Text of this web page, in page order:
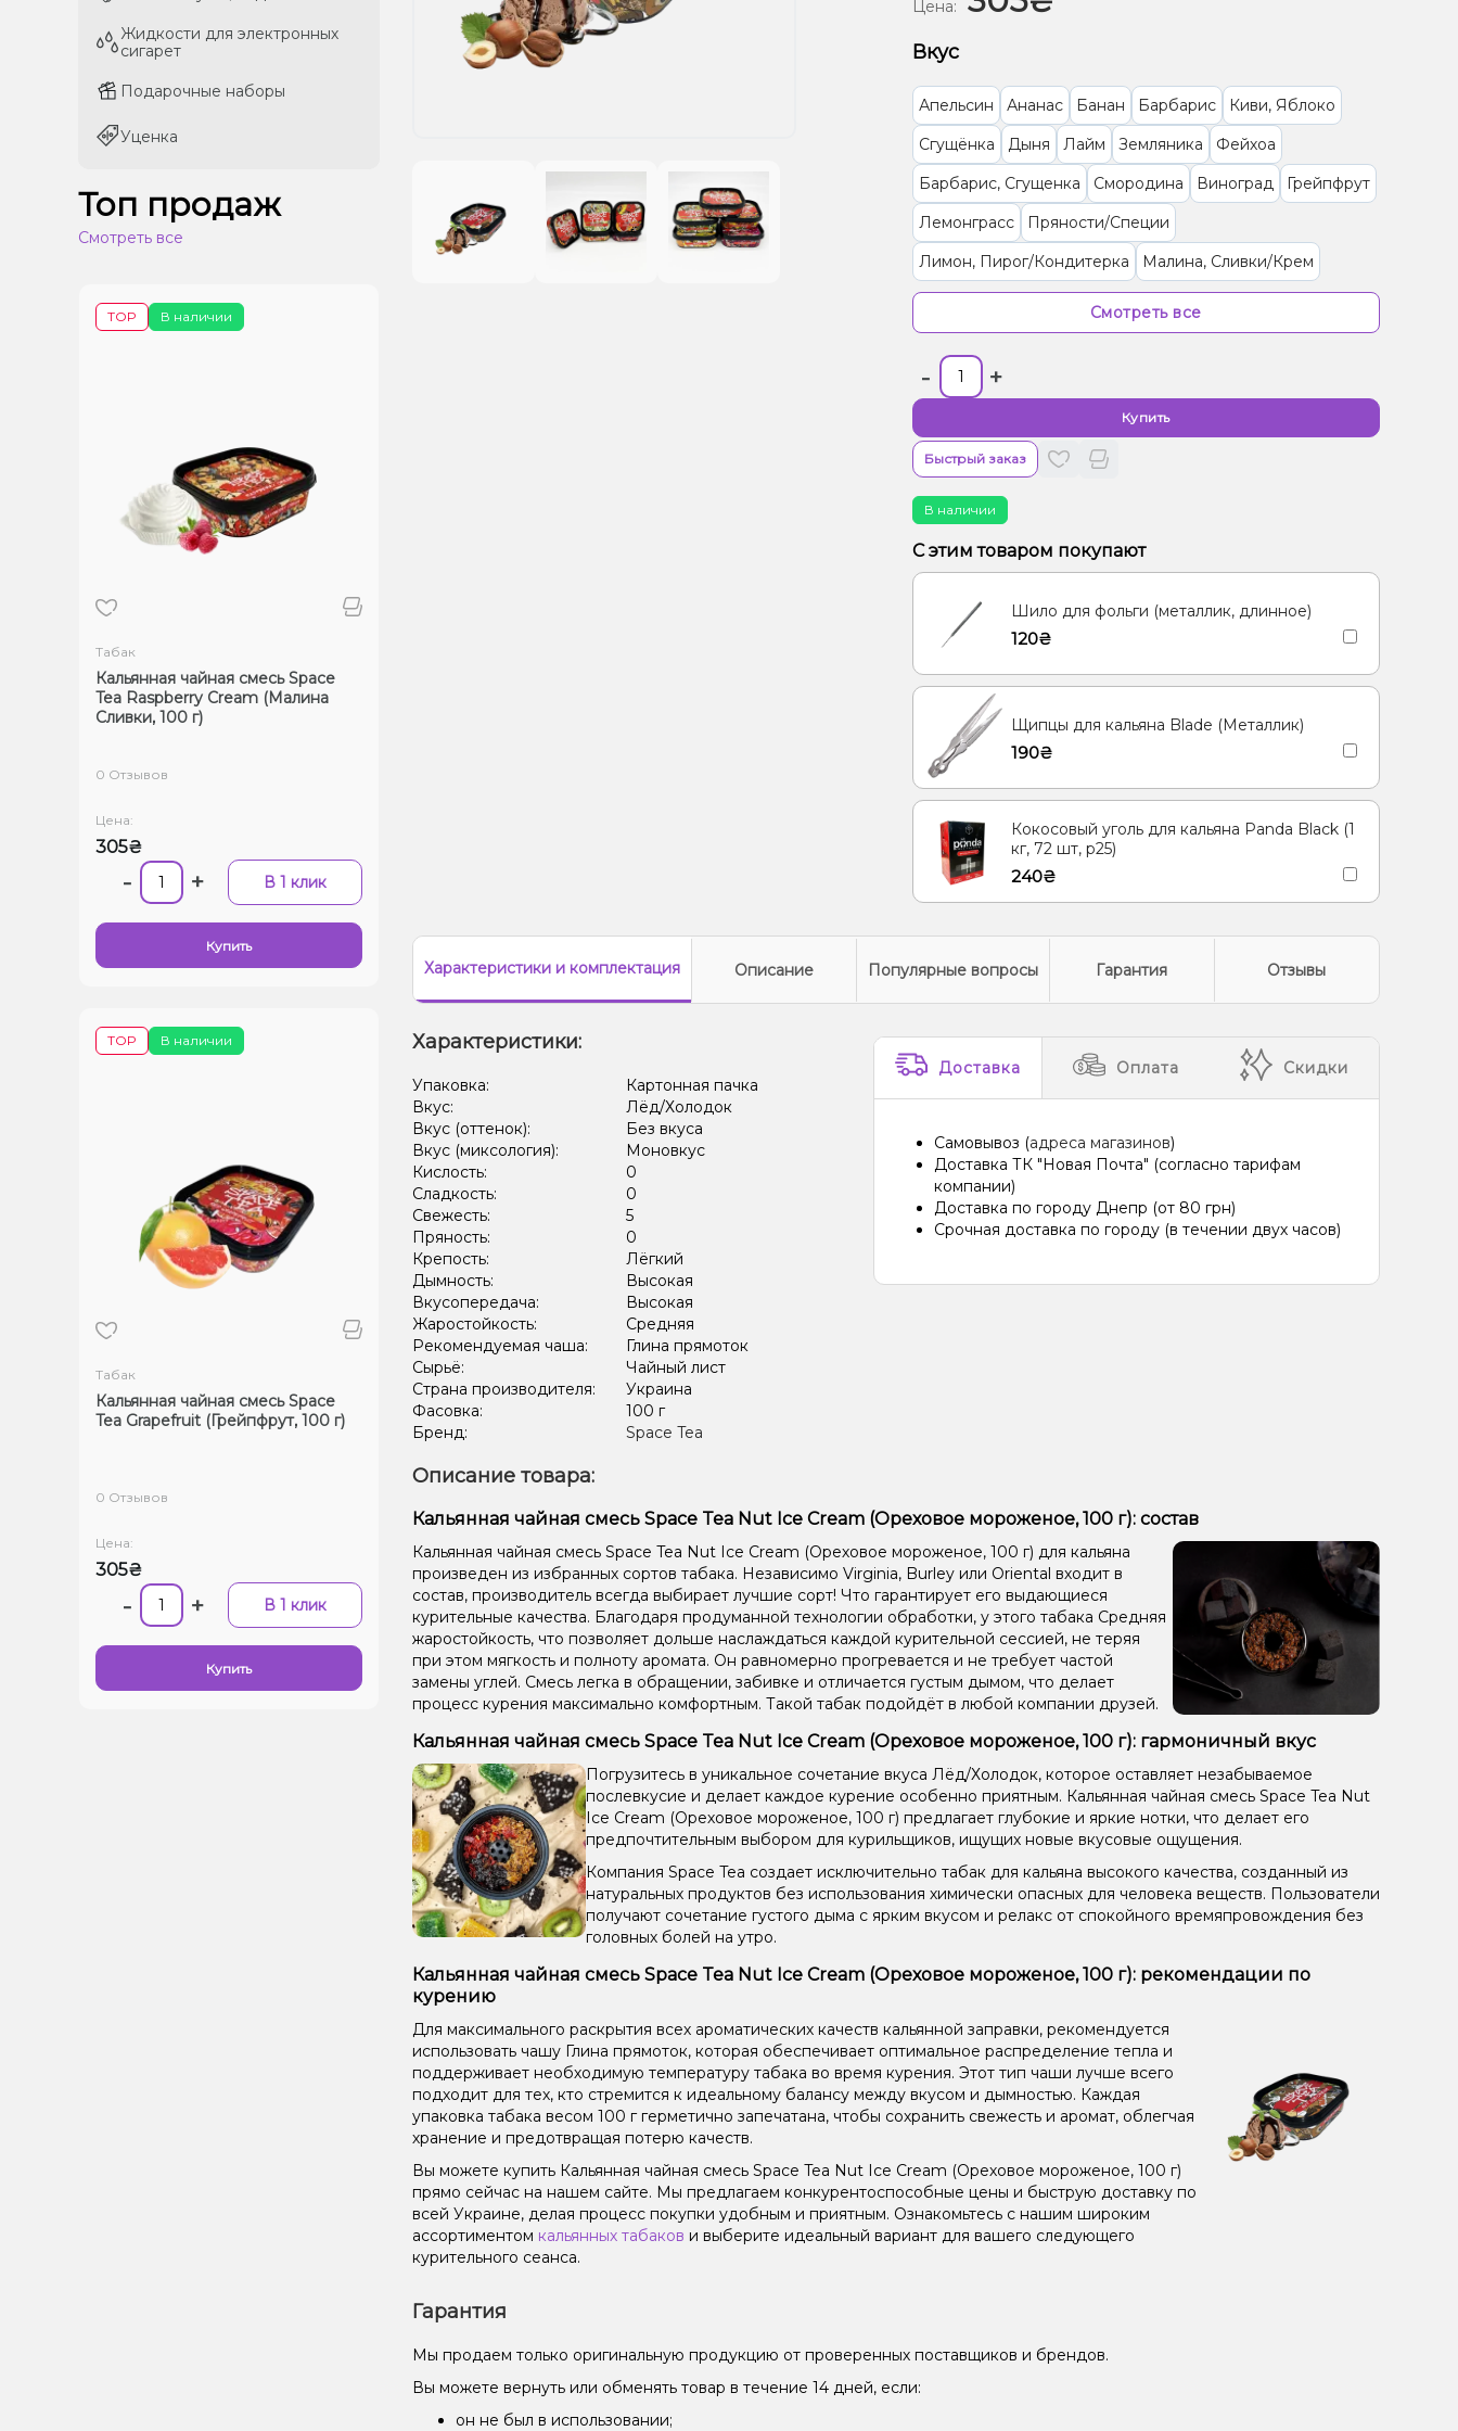
Жидкости для электронных
сигарет
Подарочные наборы
Уценка
Жидкости для электронных
сигарет
Подарочные наборы
Уценка
Топ продаж
Смотреть все
В наличии
TOP
Табак
Кальянная чайная смесь Space
Tea Raspberry Cream (Малина
Сливки, 100 г)
0 Отзывов
Цена:
305₴
- + В 1 клик
Купить
В наличии
TOP
Табак
Кальянная чайная смесь Space
Tea Grapefruit (Грейпфрут, 100 г)
0 Отзывов
Цена:
305₴
- + В 1 клик
Купить
Цена:
Вкус
Апельсин Ананас Банан Барбарис
Киви, Яблоко
Сгущёнка
Дыня Лайм Земляника
Фейхоа
Барбарис, Сгущенка
Смородина Виноград
Грейпфрут
Лемонграсс
Пряности/Специи
Лимон, Пирог/Кондитерка
Малина, Сливки/Крем
Вишня/Черешня
Квас
Персик
Грейпфрут, Клубника, Малина
Попкорн
Виноград, Лёд/Холодок
Клубника, Конфеты, Сливки/Крем
Личи, Помело
Гранат, Энергетик
Вишня/Черешня, Гранат
Малина, Персик, Черника/Голубика
Ананас, Апельсин, Лёд/Холодок, Персик
Гранат, Кола
Ананас, Грейпфрут, Малина
Специи/Пряности, Чай, Ягоды
Смотреть все
- +
Купить
Быстрый заказ
В наличии
С этим товаром покупают
Шило для фольги (металлик, длинное)
120₴
Щипцы для кальяна Blade (Металлик)
190₴
Кокосовый уголь для кальяна Panda Black (1
кг, 72 шт, р25)
240₴
Характеристикии комплектация Описание Популярные вопросы Гарантия Отзывы
Характеристики:
Упаковка:
Картонная пачка
Вкус:
Лёд/Холодок
Вкус (оттенок):
Без вкуса
Вкус (миксология):
Моновкус
Кислость:
0
Сладкость:
0
Свежесть:
5
Пряность:
0
Крепость:
Лёгкий
Дымность:
Высокая
Вкусопередача:
Высокая
Жаростойкость:
Средняя
Рекомендуемая чаша:
Глина прямоток
Сырьё:
Чайный лист
Страна производителя:
Украина
Фасовка:
100 г
Бренд:
Space Tea
Доставка Оплата Скидки
Самовывоз (адреса магазинов)
Доставка ТК "Новая Почта" (согласно тарифам
компании)
Доставка по городу Днепр (от 80 грн)
Срочная доставка по городу (в течении двух часов)
Описание товара:
Кальянная чайная смесь Space Tea Nut Ice Cream (Ореховое мороженое, 100 г): состав
Кальянная чайная смесь Space Tea Nut Ice Cream (Ореховое мороженое, 100 г) для кальяна
произведен из избранных сортов табака. Независимо Virginia, Burley или Oriental входит в
состав, производитель всегда выбирает лучшие сорт! Что гарантирует его выдающиеся
курительные качества. Благодаря продуманной технологии обработки, у этого табака Средняя
жаростойкость, что позволяет дольше наслаждаться каждой курительной сессией, не теряя
при этом мягкость и полноту аромата. Он равномерно прогревается и не требует частой
замены углей. Смесь легка в обращении, забивке и отличается густым дымом, что делает
процесс курения максимально комфортным. Такой табак подойдёт в любой компании друзей.
Кальянная чайная смесь Space Tea Nut Ice Cream (Ореховое мороженое, 100 г): гармоничный вкус
Погрузитесь в уникальное сочетание вкуса Лёд/Холодок, которое оставляет незабываемое
послевкусие и делает каждое курение особенно приятным. Кальянная чайная смесь Space Tea Nut
Ice Cream (Ореховое мороженое, 100 г) предлагает глубокие и яркие нотки, что делает его
предпочтительным выбором для курильщиков, ищущих новые вкусовые ощущения.
Компания Space Tea создает исключительно табак для кальяна высокого качества, созданный из
натуральных продуктов без использования химически опасных для человека веществ. Пользователи
получают сочетание густого дыма с ярким вкусом и релакс от спокойного времяпровождения без
головных болей на утро.
Кальянная чайная смесь Space Tea Nut Ice Cream (Ореховое мороженое, 100 г): рекомендации по
курению
Для максимального раскрытия всех ароматических качеств кальянной заправки, рекомендуется
использовать чашу Глина прямоток, которая обеспечивает оптимальное распределение тепла и
поддерживает необходимую температуру табака во время курения. Этот тип чаши лучше всего
подходит для тех, кто стремится к идеальному балансу между вкусом и дымностью. Каждая
упаковка табака весом 100 г герметично запечатана, чтобы сохранить свежесть и аромат, облегчая
хранение и предотвращая потерю качеств.
Вы можете купить Кальянная чайная смесь Space Tea Nut Ice Cream (Ореховое мороженое, 100 г)
прямо сейчас на нашем сайте. Мы предлагаем конкурентоспособные цены и быструю доставку по
всей Украине, делая процесс покупки удобным и приятным. Ознакомьтесь с нашим широким
ассортиментом кальянных табаков и выберите идеальный вариант для вашего следующего
курительного сеанса.
Гарантия
Мы продаем только оригинальную продукцию от проверенных поставщиков и брендов.
Вы можете вернуть или обменять товар в течение 14 дней, если:
он не был в использовании;